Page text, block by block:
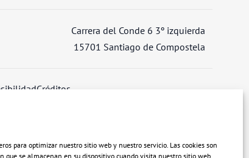
para optimizar nuestro sitio web y nuestro servicio. Las cookies son
que se almacenan en su dispositivo cuando visita nuestro sitio web.
Carrera del Conde 6 3º izquierda
15701 Santiago de Compostela
Créditos